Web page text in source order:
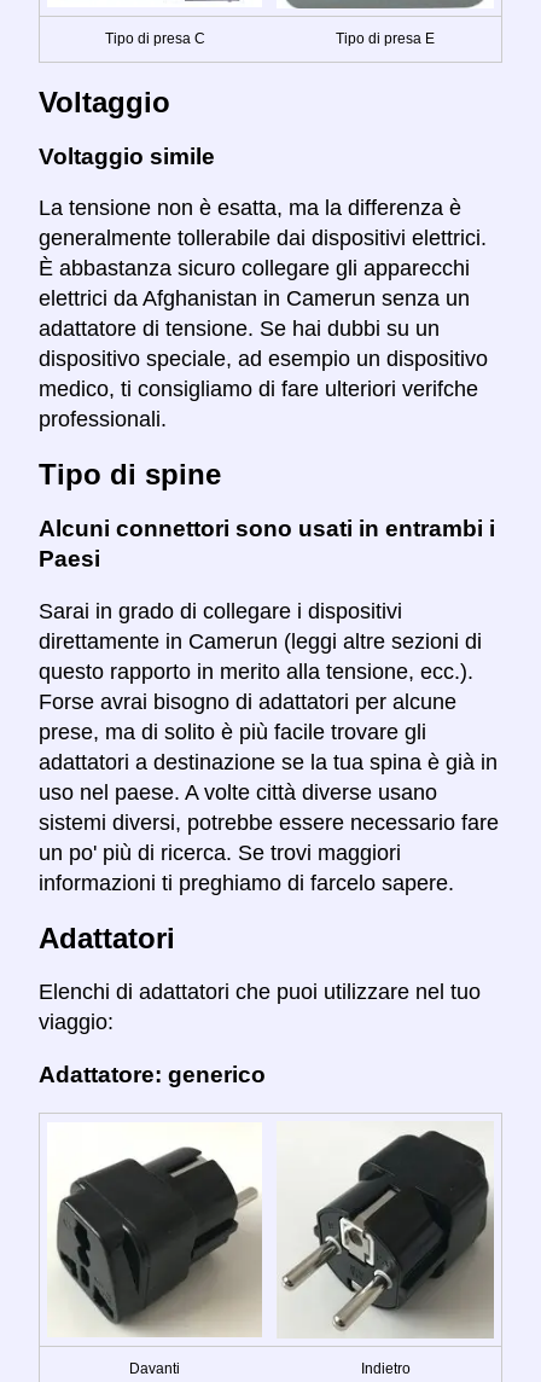
Tipo di presa C Tipo di presa E
Voltaggio
Voltaggio simile
La tensione non è esatta, ma la differenza è
generalmente tollerabile dai dispositivi elettrici.
È abbastanza sicuro collegare gli apparecchi
elettrici da Afghanistan in Camerun senza un
adattatore di tensione. Se hai dubbi su un
dispositivo speciale, ad esempio un dispositivo
medico, ti consigliamo di fare ulteriori verifche
professionali.
Tipo di spine
Alcuni connettori sono usati in entrambi i
Paesi
Sarai in grado di collegare i dispositivi
direttamente in Camerun (leggi altre sezioni di
questo rapporto in merito alla tensione, ecc.).
Forse avrai bisogno di adattatori per alcune
prese, ma di solito è più facile trovare gli
adattatori a destinazione se la tua spina è già in
uso nel paese. A volte città diverse usano
sistemi diversi, potrebbe essere necessario fare
un po' più di ricerca. Se trovi maggiori
informazioni ti preghiamo di farcelo sapere.
Adattatori
Elenchi di adattatori che puoi utilizzare nel tuo
viaggio:
Adattatore: generico
Davanti Indietro